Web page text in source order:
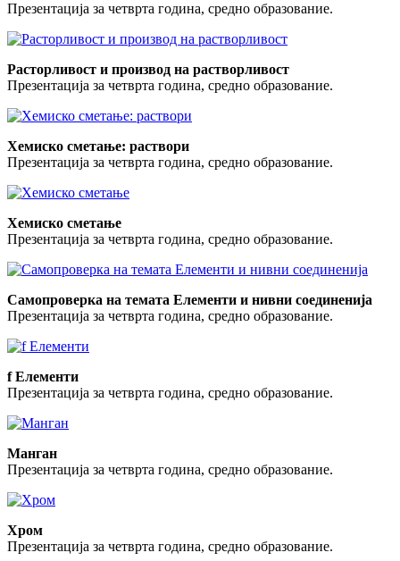
Презентација за четврта година, средно образование.
Расторливост и производ на растворливост
Презентација за четврта година, средно образование.
Хемиско сметање: раствори
Презентација за четврта година, средно образование.
Хемиско сметање
Презентација за четврта година, средно образование.
Самопроверка на темата Елементи и нивни соединенија
Презентација за четврта година, средно образование.
f Елементи
Презентација за четврта година, средно образование.
Манган
Презентација за четврта година, средно образование.
Хром
Презентација за четврта година, средно образование.